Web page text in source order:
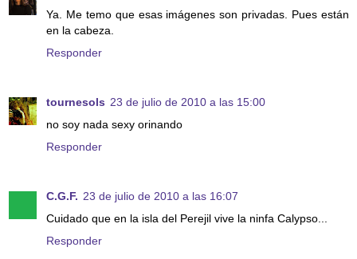
Ya. Me temo que esas imágenes son privadas. Pues están
en la cabeza.
Responder
tournesols 23 de julio de 2010 a las 15:00
no soy nada sexy orinando
Responder
C.G.F. 23 de julio de 2010 a las 16:07
Cuidado que en la isla del Perejil vive la ninfa Calypso...
Responder